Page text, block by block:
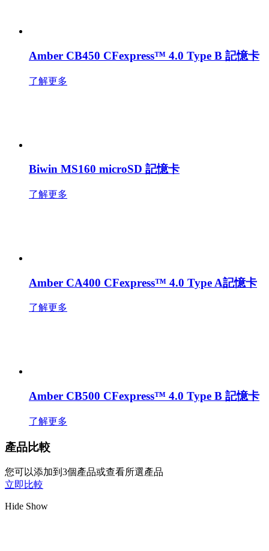
Amber CB450 CFexpress™ 4.0 Type B 記憶卡
了解更多
Biwin MS160 microSD 記憶卡
了解更多
Amber CA400 CFexpress™ 4.0 Type A記憶卡
了解更多
Amber CB500 CFexpress™ 4.0 Type B 記憶卡
了解更多
產品比較
您可以添加到3個產品或查看所選產品
立即比較
Hide Show